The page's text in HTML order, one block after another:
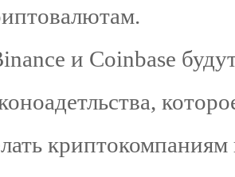
и Coinbase